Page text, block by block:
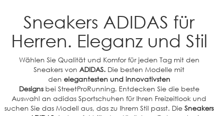
Sneakers ADIDAS für
Herren. Eleganz und Stil
Wählen Sie Qualität und Komfor für jeden Tag mit den
Sneakers von ADIDAS. Die besten Modelle mit
den elegantesten und innovativsten
Designsbei StreetProRunning. Entdecken Sie die beste
Auswahl an adidas Sportschuhen für Ihren Freizeitlook und
suchen Sie das Modell aus, das zu Ihrem Stil passt. Die Sneakers